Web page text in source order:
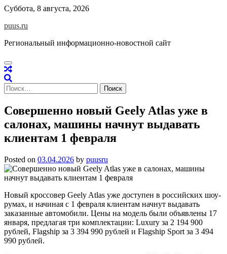
Skip
content
Суббота, 8 августа, 2026
puus.ru
Региональный информационно-новостной сайт
Найти:
Совершенно новый Geely Atlas уже в
салонах, машины начнут выдавать
клиентам 1 февраля
Posted on 03.04.2026 by puusru
Новый кроссовер Geely Atlas уже доступен в российских шоу-
румах, и начиная с 1 февраля клиентам начнут выдавать
заказанные автомобили. Цены на модель были объявлены 17
января, предлагая три комплектации: Luxury за 2 194 900
рублей, Flagship за 3 394 990 рублей и Flagship Sport за 3 494
990 рублей.